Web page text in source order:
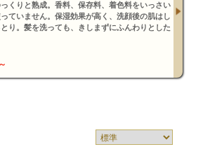
くりと熟成。香料、保存料、着色料をいっさい
ていません。保湿効果が高く、洗顔後の肌はし
とり。髪を洗っても、きしまずにふんわりとした
～